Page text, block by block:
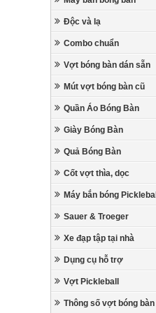
Độc và lạ
Combo chuẩn
Vợt bóng bàn dán sẵn
Mút vợt bóng bàn cũ
Quần Áo Bóng Bàn
Giày Bóng Bàn
Quả Bóng Bàn
Cốt vợt thìa, dọc
Máy bắn bóng Pickleball
Sauer & Troeger
Xe đạp tập tại nhà
Dụng cụ hỗ trợ
Vợt Pickleball
Thông số vợt bóng bàn